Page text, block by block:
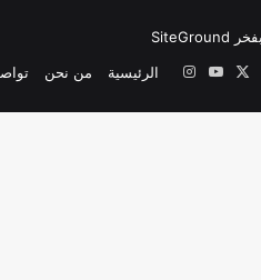
SiteGround
الرئيسية
من نحن ‫YouTube
انستقرام